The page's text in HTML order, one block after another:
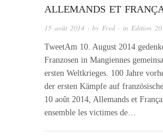
ALLEMANDS ET
15 août 2014 · by Fred · in Edition
TweetAm 10. August 2014
Franzosen in Mangiennes
ersten Weltkrieges. 100 Jahre
der ersten Kämpfe auf
10 août 2014, Allemands et
ensemble les victimes de…